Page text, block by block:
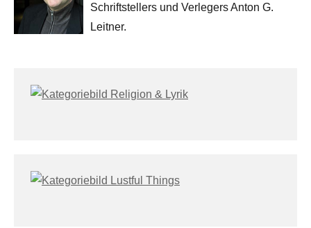
Schriftstellers und Verlegers Anton G.
Leitner.